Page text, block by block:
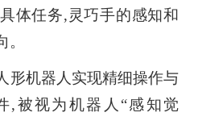
体任务,灵巧手的感知和
机器人实现精细操作与
,被视为机器人“感知觉